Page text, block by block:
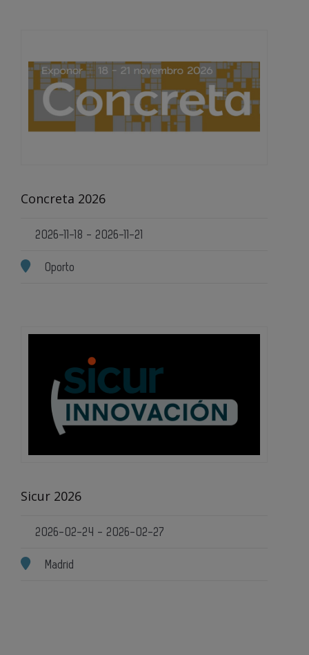
Concreta 2026
2026-11-18 - 2026-11-21
Oporto
Sicur 2026
2026-02-24 - 2026-02-27
Madrid